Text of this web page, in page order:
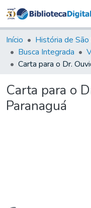
Início História de São
Busca Integrada
Carta para o
Paranaguá